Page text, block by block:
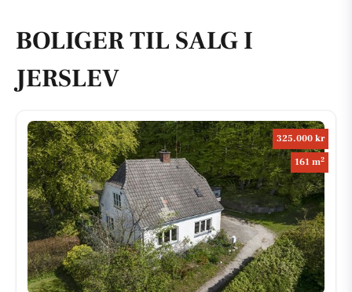
BOLIGER TIL SALG I
JERSLEV
325.000 kr
161 m2